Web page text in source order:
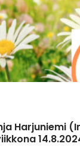
Harjuniemi